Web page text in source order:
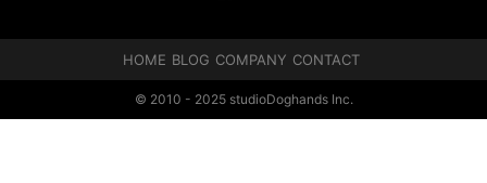
HOME BLOG COMPANY CONTACT
© 2010 - 2025 studioDoghands Inc.